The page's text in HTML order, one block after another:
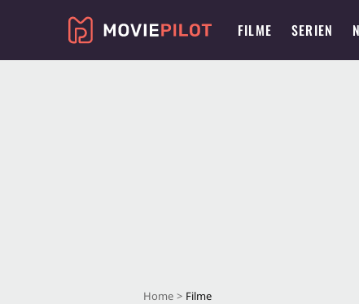
FILME SERIEN
Home Filme